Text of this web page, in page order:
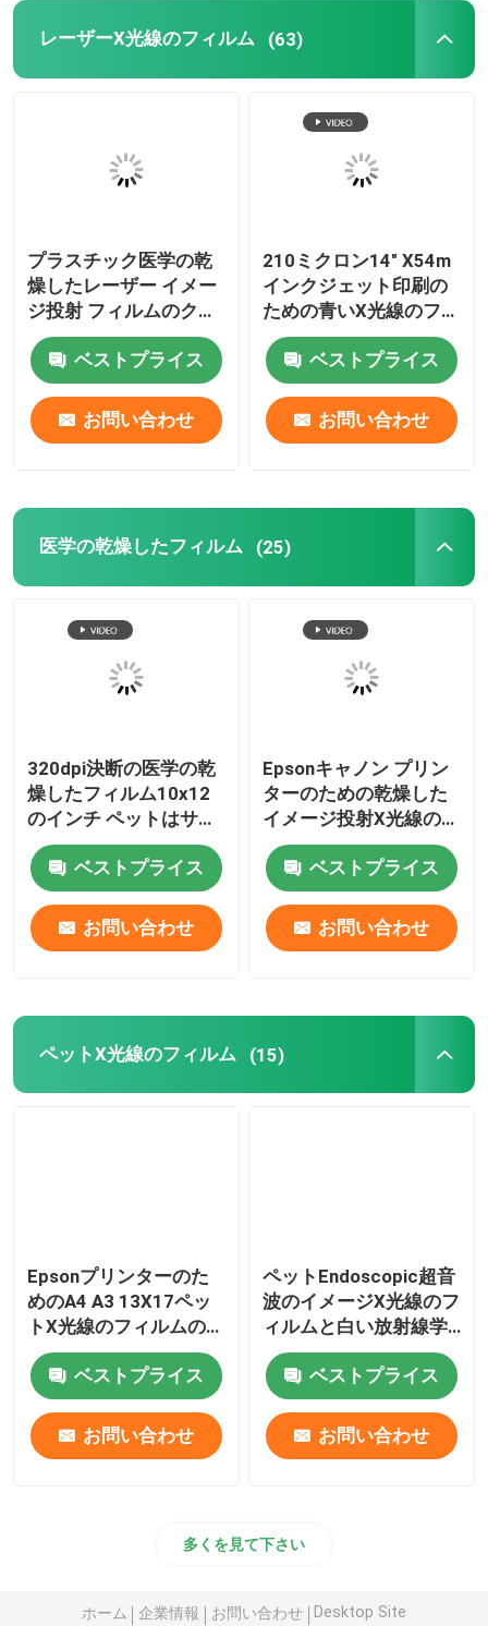
レーザーX光線のフィルム (63)
プラスチック医学の乾
燥したレーザー イメー
ジ投射 フィルムのクラ
スI Fujifilm DIHL
ベストプライス
お問い合わせ
210ミクロン14" X54m
インクジェット印刷の
ための青いX光線のフィ
ルム ロール
ベストプライス
お問い合わせ
医学の乾燥したフィルム (25)
320dpi決断の医学の乾
燥したフィルム10x12
のインチ ペットはサー
マル プリンターのフィ
ルムを基づかせていた
ベストプライス
お問い合わせ
Epsonキャノン プリン
ターのための乾燥した
イメージ投射X光線の医
学のフィルム180ミク
ロンのA3のインクジェ
ット
ベストプライス
お問い合わせ
ペットX光線のフィルム (15)
Epsonプリンターのた
めのA4 A3 13X17ペッ
トX光線のフィルムの白
いインクジェット医学
の乾燥したフィルム
ベストプライス
お問い合わせ
ペットEndoscopic超音
波のイメージX光線のフ
ィルムと白い放射線学
のインクジェット プリ
ント用フィルムA3
ベストプライス
お問い合わせ
多くを見て下さい
ホーム 企業情報 お問い合わせ Desktop Site